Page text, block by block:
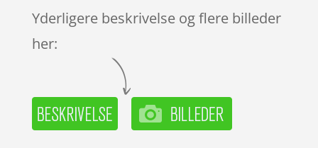
ømmels
er
Yderligere beskrivelse og flere billeder
her: